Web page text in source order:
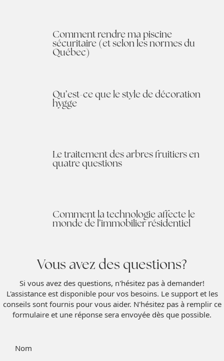
Comment rendre ma piscine
sécuritaire (et selon les normes du
Québec)
Qu’est-ce que le style de décoration
hygge
Le traitement des arbres fruitiers en
quatre questions
Comment la technologie affecte le
monde de l’immobilier résidentiel
Vous avez des questions?
Si vous avez des questions, n'hésitez pas à demander!
L'assistance est disponible pour vos besoins. Le support et les
conseils sont fournis pour vous aider. N'hésitez pas à remplir ce
formulaire et une réponse sera envoyée dès que possible.
Nom